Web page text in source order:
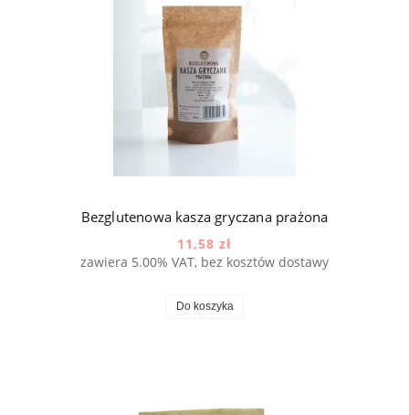
Bezglutenowa kasza gryczana prażona
11,58 zł
zawiera 5.00% VAT, bez kosztów dostawy
Do koszyka